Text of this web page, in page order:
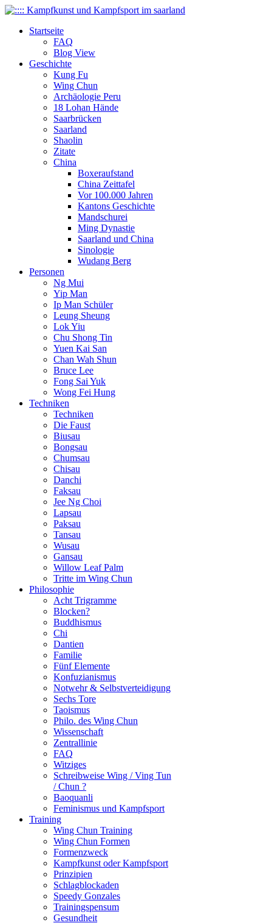
Startseite
FAQ
Blog View
Geschichte
Kung Fu
Wing Chun
Archäologie Peru
18 Lohan Hände
Saarbrücken
Saarland
Shaolin
Zitate
China
Boxeraufstand
China Zeittafel
Vor 100.000 Jahren
Kantons Geschichte
Mandschurei
Ming Dynastie
Saarland und China
Sinologie
Wudang Berg
Personen
Ng Mui
Yip Man
Ip Man Schüler
Leung Sheung
Lok Yiu
Chu Shong Tin
Yuen Kai San
Chan Wah Shun
Bruce Lee
Fong Sai Yuk
Wong Fei Hung
Techniken
Techniken
Die Faust
Biusau
Bongsau
Chumsau
Chisau
Danchi
Faksau
Jee Ng Choi
Lapsau
Paksau
Tansau
Wusau
Gansau
Willow Leaf Palm
Tritte im Wing Chun
Philosophie
Acht Trigramme
Blocken?
Buddhismus
Chi
Dantien
Familie
Fünf Elemente
Konfuzianismus
Notwehr & Selbstverteidigung
Sechs Tore
Taoismus
Philo. des Wing Chun
Wissenschaft
Zentrallinie
FAQ
Witziges
Schreibweise Wing / Ving Tun
/ Chun ?
Baoquanli
Feminismus und Kampfsport
Training
Wing Chun Training
Wing Chun Formen
Formenzweck
Kampfkunst oder Kampfsport
Prinzipien
Schlagblockaden
Speedy Gonzales
Trainingspensum
Gesundheit